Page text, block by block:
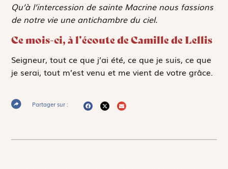
Qu’à l’intercession de sainte Macrine nous fassions
de notre vie une antichambre du ciel.
Ce mois-ci, à l’écoute de Camille de Lellis
Seigneur, tout ce que j’ai été, ce que je suis, ce que
je serai, tout m’est venu et me vient de votre grâce.
Partager sur :